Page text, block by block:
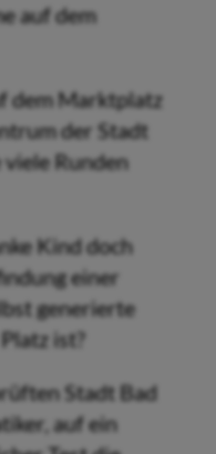
auf dem
dem Marktplatz
der Stadt
Runden
Kind doch
einer
generierte
ist?
Stadt Bad
auf ein